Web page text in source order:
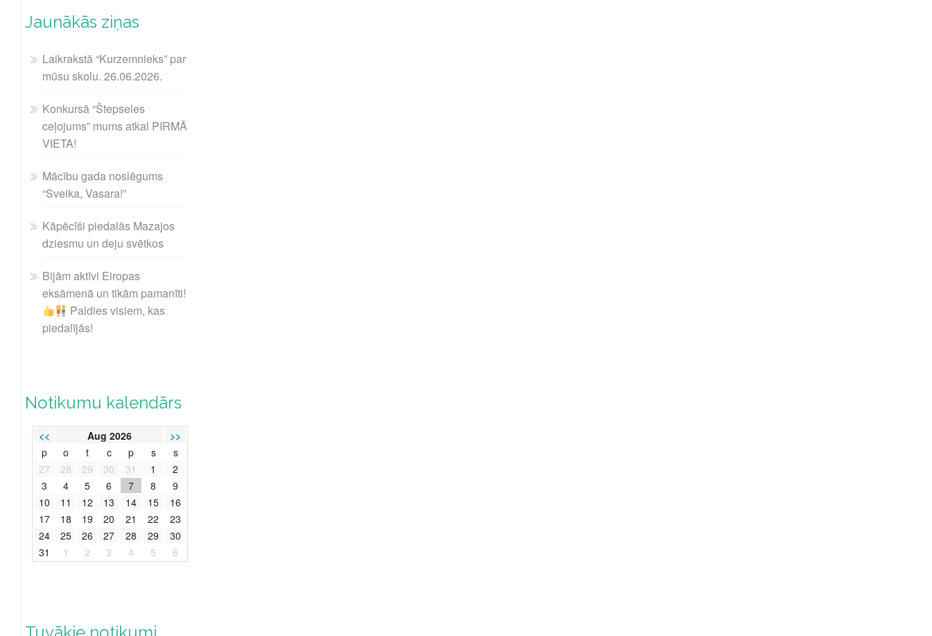
Jaunākās ziņas
Laikrakstā “Kurzemnieks” par
mūsu skolu. 26.06.2026.
Konkursā “Štepseles
ceļojums” mums atkal PIRMĀ
VIETA!
Mācību gada noslēgums
“Sveika, Vasara!”
Kāpēcīši piedalās Mazajos
dziesmu un deju svētkos
Bijām aktīvi Eiropas
eksāmenā un tikām pamanīti!
Paldies visiem, kas
piedalījās!
Notikumu kalendārs
<< Aug 2026
>>
p
o t c p s
s
27
28 29 30 31 1
2
3
4 5 6 7 8
9
10
11 12 13 14 15
16
17
18 19 20 21 22
23
24
25 26 27 28 29
30
31
1 2 3 4 5 6